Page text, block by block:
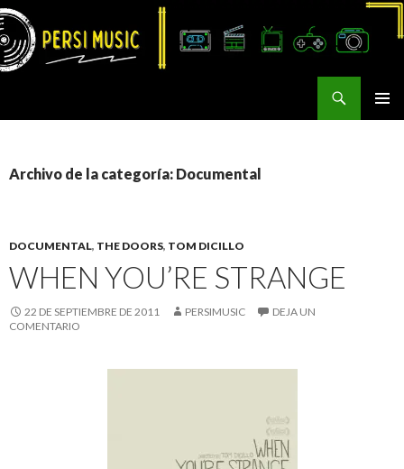
Archivo de la categoría: Documental
DOCUMENTAL, THE DOORS, TOM DICILLO
WHEN YOU’RE STRANGE
22 DE SEPTIEMBRE DE 2011 PERSIMUSIC
DEJA UN
COMENTARIO